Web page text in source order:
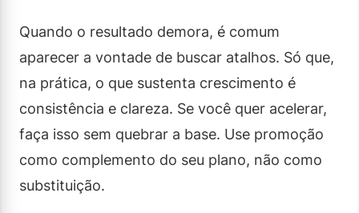
Quando o resultado demora, é comum
aparecer a vontade de buscar atalhos. Só que,
na prática, o que sustenta crescimento é
consistência e clareza. Se você quer acelerar,
faça isso sem quebrar a base. Use promoção
como complemento do seu plano, não como
substituição.